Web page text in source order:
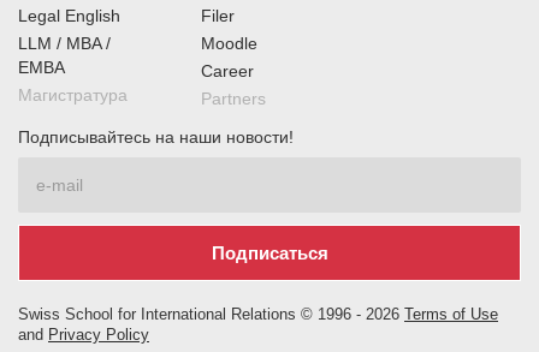
Filer
Moodle
Career
Partners
Legal English
LLM / MBA /
EMBA
Магистратура
Swiss School for International Relations © 1996 - 2026 Terms of Use
and Privacy Policy
Подписывайтесь на наши новости!